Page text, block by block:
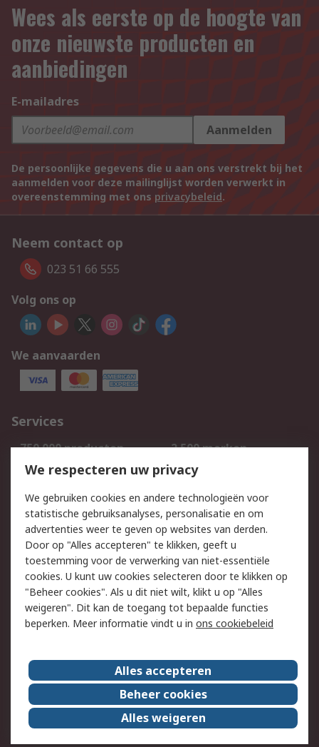
Wees als eerste op de hoogte van
onze nieuwste producten en
aanbiedingen
E-mailadres
Aanmelden
De persoonlijke gegevens die u aan ons verstrekt bij het
aanmelden voor deze mailinglijst worden verwerkt in
overeenstemming met ons privacybeleid.
Neem contact op
023 51 66 555
Volg ons op
We aanvaarden
Services
750.000 producten
2.500 merken
Bestellen
Inkoopoplossingen
Track & Trace
Wettelijk
Cookiebeleid
Email veiligheid
Privacybeleid
Websitevoorwaarden
Algemene
verkoopvoorwaarden
Over RS
RS Group
Over ons
RS wereldwijd
Werken bij RS
ESG
We respecteren uw privacy
We gebruiken cookies en andere technologieën voor
statistische gebruiksanalyses, personalisatie en om
advertenties weer te geven op websites van derden.
Door op "Alles accepteren" te klikken, geeft u
toestemming voor de verwerking van niet-essentiële
cookies. U kunt uw cookies selecteren door te klikken op
"Beheer cookies". Als u dit niet wilt, klikt u op "Alles
weigeren". Dit kan de toegang tot bepaalde functies
beperken. Meer informatie vindt u in ons cookiebeleid
Alles accepteren
Beheer cookies
Alles weigeren